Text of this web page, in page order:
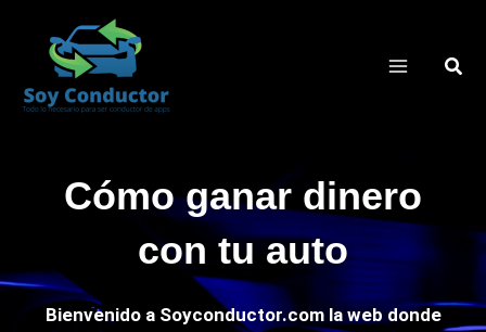
contenido
Cómo ganar dinero
con tu auto
Bienvenido a Soyconductor.com la web donde